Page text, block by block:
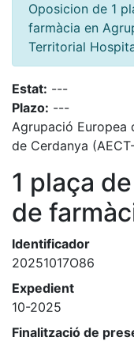
Oposicion de 1
farmàcia en
Territorial
Estat: ---
Plazo: ---
Agrupació Europea
de Cerdanya
1 plaça
de
Identificador
20251017O86
Expedient
10-2025
Finalització de